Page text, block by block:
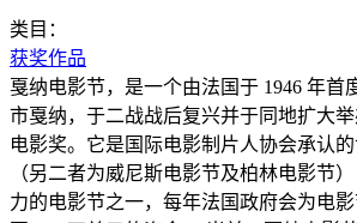
类目：
获奖作品
戛纳电影节，是一个由法国于 1946 年首
市戛纳，于二战战后复兴并于同地扩大
电影奖。它是国际电影制片人协会承认
（另二者为威尼斯电影节及柏林电影节
力的电影节之一，每年法国政府会为电